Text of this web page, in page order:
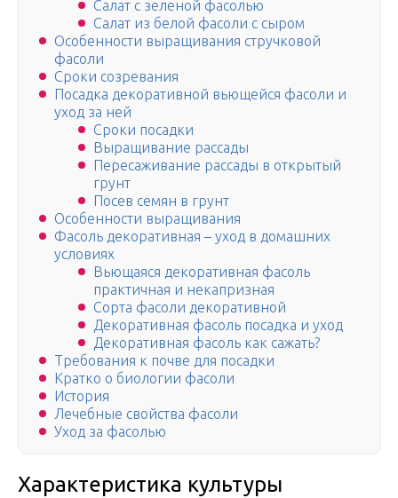
Салат с зеленой фасолью
Салат из белой фасоли с сыром
Особенности выращивания стручковой
фасоли
Сроки созревания
Посадка декоративной вьющейся фасоли и
уход за ней
Сроки посадки
Выращивание рассады
Пересаживание рассады в открытый
грунт
Посев семян в грунт
Особенности выращивания
Фасоль декоративная – уход в домашних
условиях
Вьющаяся декоративная фасоль
практичная и некапризная
Сорта фасоли декоративной
Декоративная фасоль посадка и уход
Декоративная фасоль как сажать?
Требования к почве для посадки
Кратко о биологии фасоли
История
Лечебные свойства фасоли
Уход за фасолью
Характеристика культуры